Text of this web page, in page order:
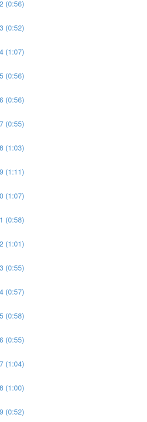
(0:56)
(0:52)
(1:07)
(0:56)
(0:56)
(0:55)
(1:03)
(1:11)
(1:07)
(0:58)
(1:01)
(0:55)
(0:57)
(0:58)
(0:55)
(1:04)
(1:00)
(0:52)